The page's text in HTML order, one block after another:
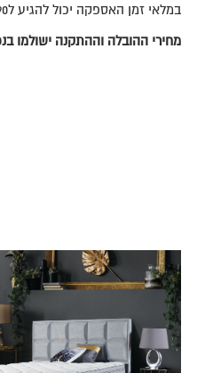
במלאי זמן האספקה יכול להגיע ל90 יומי עבודה – ניתן לערוך בירור בכפתור הווצאפ טרם ההזמנה.
מחירי ההובלה וההתקנה ישולמו